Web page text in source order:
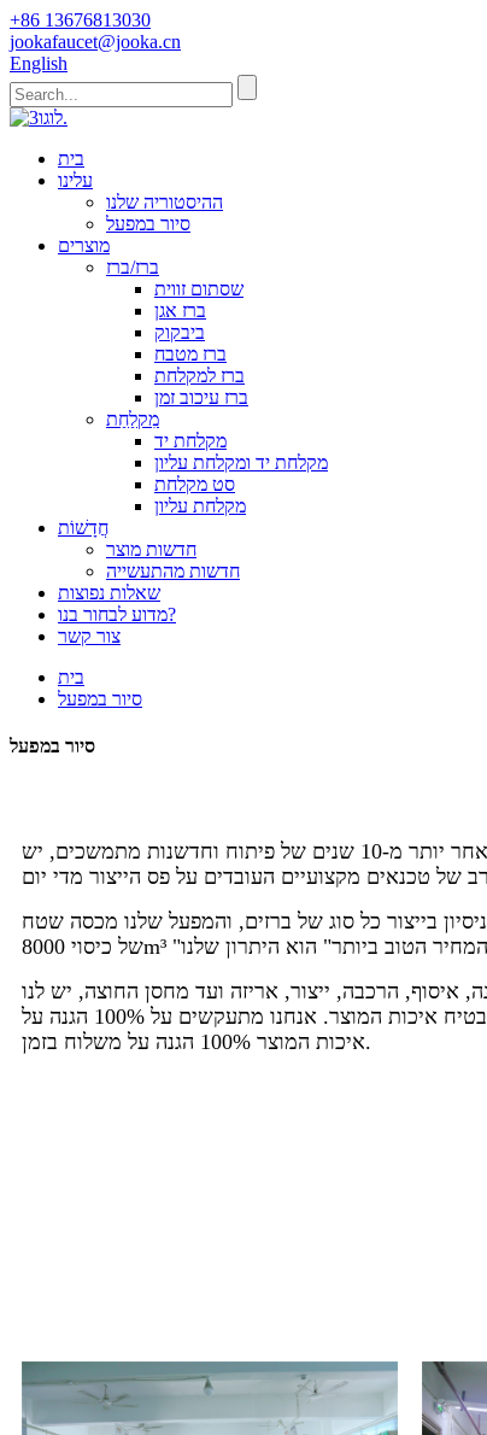
+86 13676813030
jookafaucet@jooka.cn
English
בית
עלינו
ההיסטוריה שלנו
סיור במפעל
מוצרים
ברז/ברז
שסתום זווית
ברז אגן
ביבקוק
ברז מטבח
ברז למקלחת
ברז עיכוב זמן
מִקלַחַת
מקלחת יד
מקלחת יד ומקלחת עליון
סט מקלחת
מקלחת עליון
חֲדָשׁוֹת
חדשות מוצר
חדשות מהתעשייה
שאלות נפוצות
מדוע לבחור בנו?
צור קשר
בית
סיור במפעל
סיור במפעל
המפעל שלנו נמצא בתהליך פיתוח.לאחר יותר מ-10 שנים של פיתוח וחדשנות מתמשכים, יש
הוא ייצור יש 13 שנות ניסיון בייצור כל סוג של ברזים, והמפעל שלנו מכסה שטח
איסוף, הרכבה, ייצור, אריזה ועד מחסן החוצה, יש לנו
כמה כללי הפעלה תואמים כדי להבטיח איכות המוצר. אנחנו מתעקשים על 100% הגנה על
איכות המוצר 100% הגנה על משלוח בזמן.